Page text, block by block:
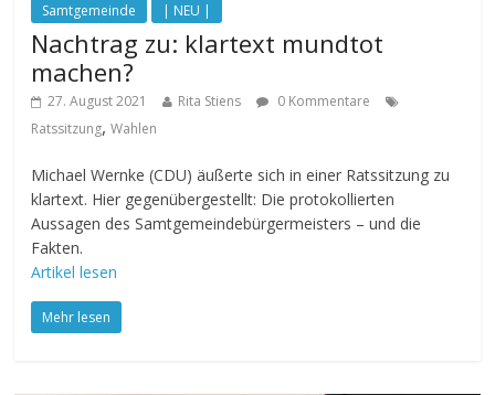
Samtgemeinde | NEU |
Nachtrag zu: klartext mundtot
machen?
27. August 2021 Rita Stiens
0 Kommentare
Ratssitzung,Wahlen
Michael Wernke (CDU) äußerte sich in einer Ratssitzung zu
klartext. Hier gegenübergestellt: Die protokollierten
Aussagen des Samtgemeindebürgermeisters – und die
Fakten.
Artikel lesen
Mehr lesen